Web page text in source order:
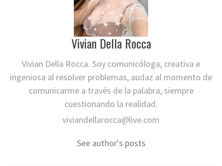
Vivian Della Rocca
Vivian Della Rocca. Soy comunicóloga, creativa e
ingeniosa al resolver problemas, audaz al momento de
comunicarme a través de la palabra, siempre
cuestionando la realidad.
viviandellarocca@live.com
See author's posts